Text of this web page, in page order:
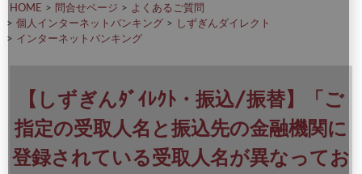
入
力
し
だ
さ
い
HOME 問合せページ
よくあるご質問
個人インターネットバンキング
しずぎんダイレクト
インターネットバンキング
【しずぎんﾀﾞｲﾚｸﾄ・振込/振替】「ご
指定の受取人名と振込先の金融機関に
登録されている受取人名が異なってお